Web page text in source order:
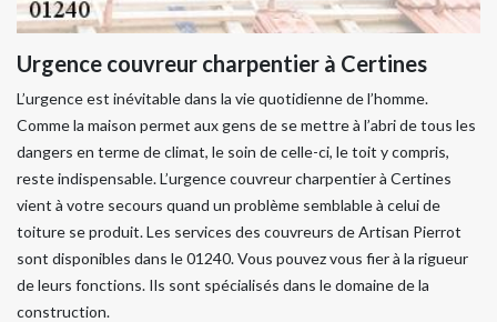
Urgence couvreur charpentier à Certines
L’urgence est inévitable dans la vie quotidienne de l’homme.
Comme la maison permet aux gens de se mettre à l’abri de tous les
dangers en terme de climat, le soin de celle-ci, le toit y compris,
reste indispensable. L’urgence couvreur charpentier à Certines
vient à votre secours quand un problème semblable à celui de
toiture se produit. Les services des couvreurs de Artisan Pierrot
sont disponibles dans le 01240. Vous pouvez vous fier à la rigueur
de leurs fonctions. Ils sont spécialisés dans le domaine de la
construction.